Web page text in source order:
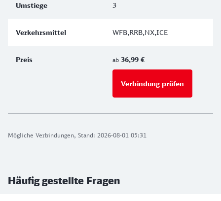
Mögliche Verbindungen, Stand: 2026-08-01 05:31
3
WFB,RRB,NX,ICE
ab 36,99 €
Verbindung prüfen
Häufig gestellte Fragen